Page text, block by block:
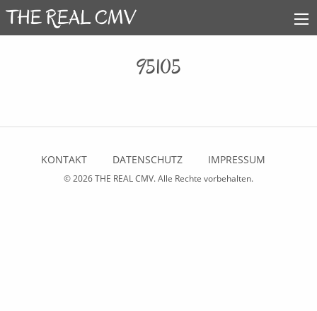
95105
KONTAKT DATENSCHUTZ IMPRESSUM
© 2026THE REAL CMV. Alle Rechte vorbehalten.